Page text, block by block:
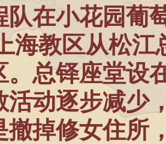
队在小花园葡
海教区从松江
。总铎座堂设
活动逐步减少
撤掉修女住所